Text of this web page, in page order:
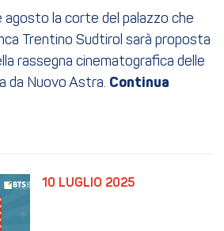
agosto la corte del palazzo che
Trentino Sudtirol sarà proposta
rassegna cinematografica delle
da Nuovo Astra.
10 LUGLIO 2025